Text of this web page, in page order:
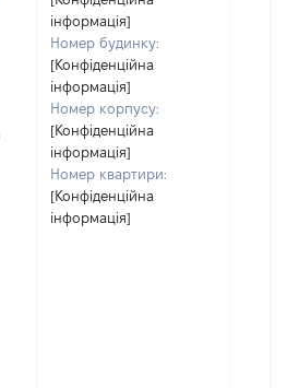
інформація]
Номер будинку:
[Конфіденційна
інформація]
Номер корпусу:
[Конфіденційна
інформація]
Номер квартири:
[Конфіденційна
інформація]